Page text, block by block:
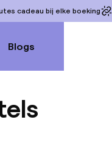
cadeau bij elke boeking
Blogs